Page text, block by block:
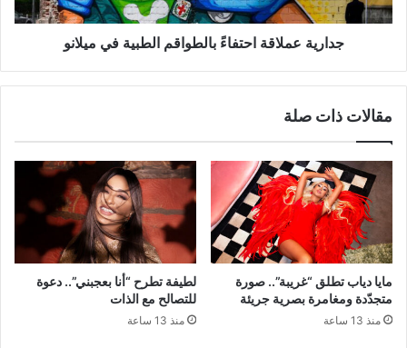
جدارية عملاقة احتفاءً بالطواقم الطبية في ميلانو
مقالات ذات صلة
مايا دياب تطلق “غريبة”.. صورة
متجدّدة ومغامرة بصرية جريئة
منذ 13 ساعة
لطيفة تطرح “أنا بعجبني”.. دعوة
للتصالح مع الذات
منذ 13 ساعة